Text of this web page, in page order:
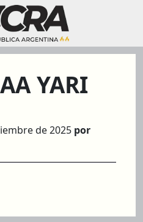
YARI
de 2025 por